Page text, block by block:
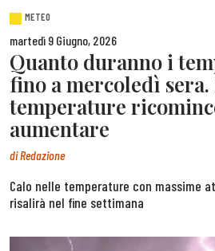
METEO
martedì 9 Giugno, 2026
Quanto duranno i
fino a mercoledì sera.
temperature
aumentare
diRedazione
Calo nelle temperature con massime
risalirà nel fine settimana